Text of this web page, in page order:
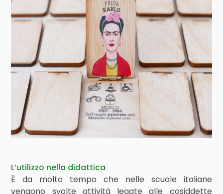
L’utilizzo nella didattica
È da molto tempo che nelle scuole italiane
vengono svolte attività legate alle cosiddette